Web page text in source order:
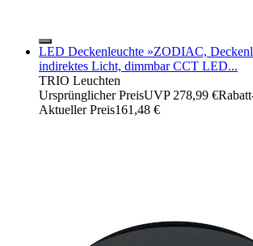
LED Deckenleuchte »ZODIAC,
indirektes Licht, dimmbar CCT LED...
TRIO Leuchten
Ursprünglicher PreisUVP 278,99 €Rabatt
Aktueller Preis161,48 €